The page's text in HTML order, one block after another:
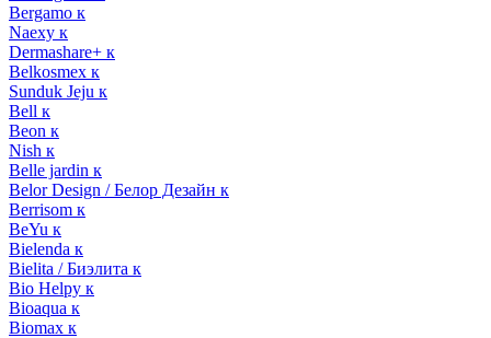
Bergamo к
Naexy к
Dermashare+ к
Belkosmex к
Sunduk Jeju к
Bell к
Beon к
Nish к
Belle jardin к
Belor Design / Белор Дезайн к
Berrisom к
BeYu к
Bielenda к
Bielita / Биэлита к
Bio Helpy к
Bioaqua к
Biomax к